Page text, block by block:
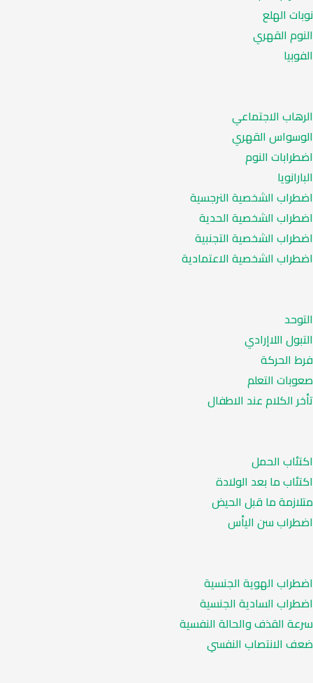
نوبات الهلع
النوم القهري
الفوبيا
الرهاب الاجتماعي
الوسواس القهري
اضطرابات النوم
البارانويا
اضطراب الشخصية النرجسية
اضطراب الشخصية الحدية
اضطراب الشخصية التجنبية
اضطراب الشخصية الاعتمادية
التوحد
التبول اللاإرادي
فرط الحركة
صعوبات التعلم
تأخر الكلام عند الاطفال
اكتئاب الحمل
اكتئاب ما بعد الولادة
متلازمة ما قبل الحيض
اضطراب سن اليأس
اضطراب الهوية الجنسية
اضطراب السادية الجنسية
سرعة القذف والحالة النفسية
ضعف الانتصاب النفسي